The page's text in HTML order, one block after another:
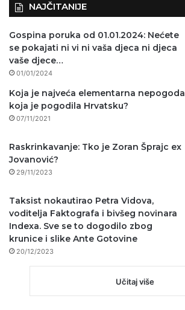
NAJČITANIJE
Gospina poruka od 01.01.2024: Nećete
se pokajati ni vi ni vaša djeca ni djeca
vaše djece…
01/01/2024
Koja je najveća elementarna nepogoda
koja je pogodila Hrvatsku?
07/11/2021
Raskrinkavanje: Tko je Zoran Šprajc ex
Jovanović?
29/11/2023
Taksist nokautirao Petra Vidova,
voditelja Faktografa i bivšeg novinara
Indexa. Sve se to dogodilo zbog
krunice i slike Ante Gotovine
20/12/2023
Učitaj više